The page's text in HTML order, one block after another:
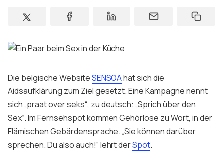
Meine Firma
Kontakt
Sign up
Die belgischeWebsiteSENSOAhat sich die
Aidsaufklärung zum Ziel gesetzt. Eine Kampagne nennt
sich „praat over seks“, zu deutsch: „Sprich über den
Sex“. Im Fernsehspot kommen Gehörlose zu Wort, in der
Flämischen Gebärdensprache. „Sie können darüber
sprechen. Du also auch!“ lehrt derSpot.